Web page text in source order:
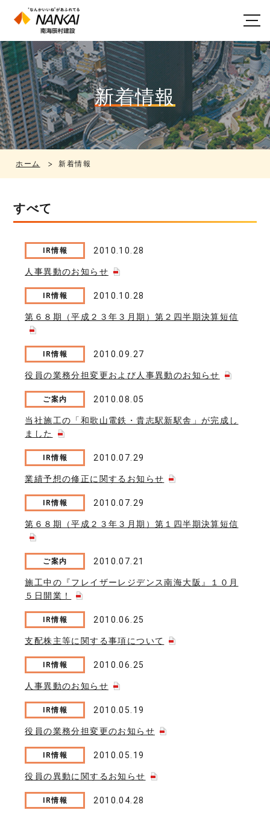
新着情報
ホーム 新着情報
すべて
IR情報 2010.10.28
人事異動のお知らせ
IR情報 2010.10.28
第６８期（平成２３年３月期）第２四半期決算短信
IR情報 2010.09.27
役員の業務分担変更および人事異動のお知らせ
ご案内 2010.08.05
当社施工の「和歌山電鉄・貴志駅新駅舎」が完成し
ました
IR情報 2010.07.29
業績予想の修正に関するお知らせ
IR情報 2010.07.29
第６８期（平成２３年３月期）第１四半期決算短信
ご案内 2010.07.21
施工中の『フレイザーレジデンス南海大阪』１０月
５日開業！
IR情報 2010.06.25
支配株主等に関する事項について
IR情報 2010.06.25
人事異動のお知らせ
IR情報 2010.05.19
役員の業務分担変更のお知らせ
IR情報 2010.05.19
役員の異動に関するお知らせ
IR情報 2010.04.28